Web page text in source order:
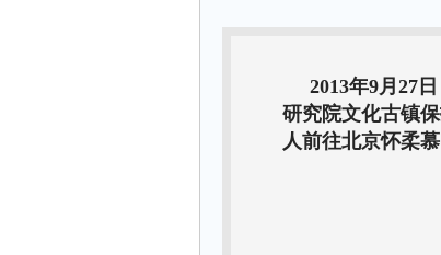
2013年9月27
研究院文化古镇
人前往北京怀柔